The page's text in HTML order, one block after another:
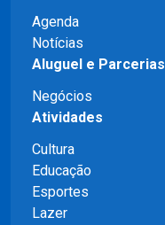
Agenda
Notícias
Aluguel e Parcerias
Negócios
Atividades
Cultura
Educação
Esportes
Lazer